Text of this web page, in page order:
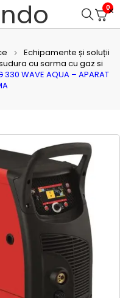
0
Echipamente și soluții
cu sarma cu gaz si
330 WAVE AQUA – APARAT